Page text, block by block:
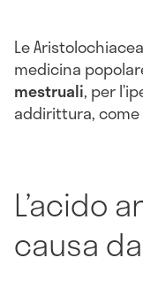
Le
medicina
mestruali, per
addirittura, come
L’acido
causa